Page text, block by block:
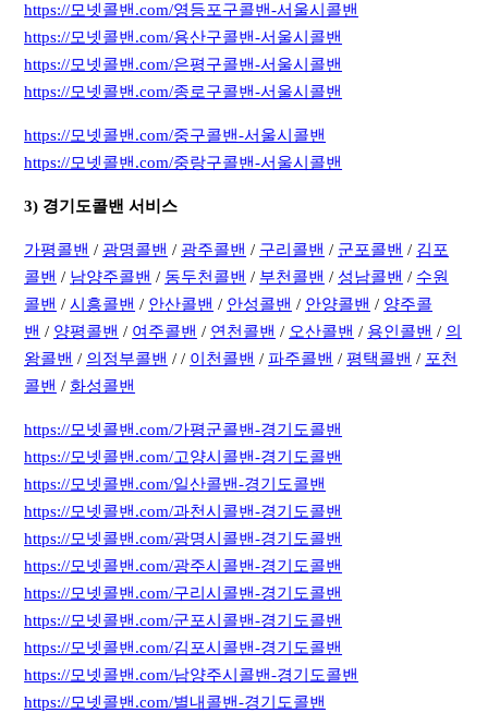
https://모넷콜밴.com/영등포구콜밴-서울시콜밴
https://모넷콜밴.com/용산구콜밴-서울시콜밴
https://모넷콜밴.com/은평구콜밴-서울시콜밴
https://모넷콜밴.com/종로구콜밴-서울시콜밴
https://모넷콜밴.com/중구콜밴-서울시콜밴
https://모넷콜밴.com/중랑구콜밴-서울시콜밴
3) 경기도콜밴 서비스
가평콜밴 / 광명콜밴 / 광주콜밴 / 구리콜밴 / 군포콜밴 / 김포
콜밴 / 남양주콜밴 / 동두천콜밴 / 부천콜밴 / 성남콜밴 / 수원
콜밴 /시흥콜밴 / 안산콜밴 / 안성콜밴 / 안양콜밴 / 양주콜
밴 / 양평콜밴 / 여주콜밴 / 연천콜밴 / 오산콜밴 / 용인콜밴 / 의
왕콜밴 / 의정부콜밴 / / 이천콜밴 / 파주콜밴 / 평택콜밴 / 포천
콜밴 /화성콜밴
https://모넷콜밴.com/가평군콜밴-경기도콜밴
https://모넷콜밴.com/고양시콜밴-경기도콜밴
https://모넷콜밴.com/일산콜밴-경기도콜밴
https://모넷콜밴.com/과천시콜밴-경기도콜밴
https://모넷콜밴.com/광명시콜밴-경기도콜밴
https://모넷콜밴.com/광주시콜밴-경기도콜밴
https://모넷콜밴.com/구리시콜밴-경기도콜밴
https://모넷콜밴.com/군포시콜밴-경기도콜밴
https://모넷콜밴.com/김포시콜밴-경기도콜밴
https://모넷콜밴.com/남양주시콜밴-경기도콜밴
https://모넷콜밴.com/별내콜밴-경기도콜밴